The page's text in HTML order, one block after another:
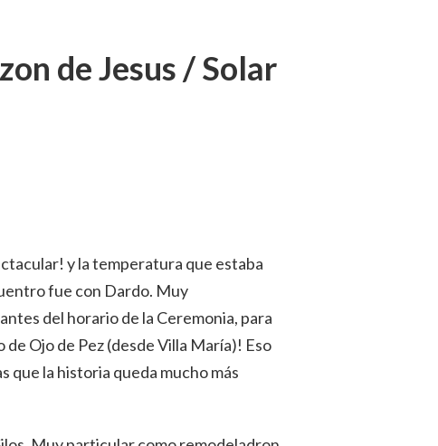
de Jesus / Solar
y la temperatura que estaba
fue con Dardo. Muy
del horario de la Ceremonia, para
Ojo de Pez (desde Villa María)! Eso
que la historia queda mucho más